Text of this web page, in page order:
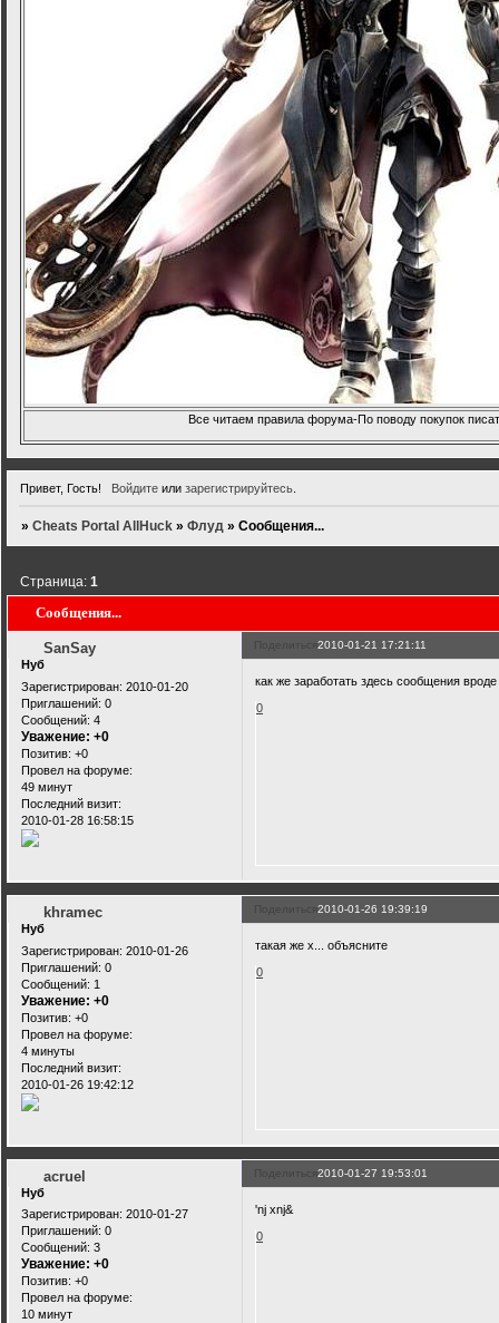
Все читаем правила форума-По поводу покупок
Привет, Гость! Войдитеили зарегистрируйтесь.
»Cheats Portal AllHuck »Флуд »Сообщения...
Сообщения...
Страница:1
Поделиться2010-01-21 17:21:11
SanSay
Нуб
Зарегистрирован: 2010-01-20
Приглашений: 0
Сообщений: 4
Уважение: +0
Позитив: +0
Провел на форуме:
49 минут
Последний визит:
2010-01-28 16:58:15
как же заработать здесь сообщения
0
Поделиться2010-01-26 19:39:19
khramec
Нуб
Зарегистрирован: 2010-01-26
Приглашений: 0
Сообщений: 1
Уважение: +0
Позитив: +0
Провел на форуме:
4 минуты
Последний визит:
2010-01-26 19:42:12
такая же х... объясните
0
Поделиться2010-01-27 19:53:01
acruel
Нуб
Зарегистрирован: 2010-01-27
Приглашений: 0
Сообщений: 3
Уважение: +0
Позитив: +0
Провел на форуме:
10 минут
'nj xnj&
0